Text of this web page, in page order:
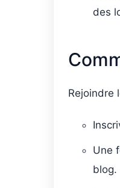
des
Rejoindre
Une
blog.